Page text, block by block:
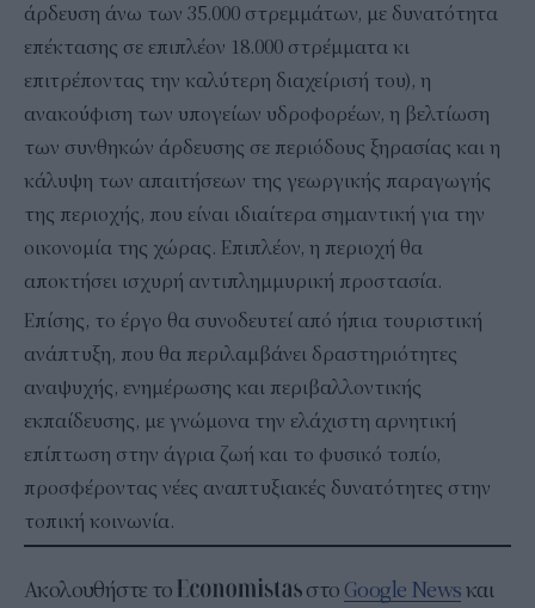
άρδευση άνω των 35.000 στρεμμάτων, με δυνατότητα
επέκτασης σε επιπλέον 18.000 στρέμματα κι
επιτρέποντας την καλύτερη διαχείρισή του), η
ανακούφιση των υπογείων υδροφορέων, η βελτίωση
των συνθηκών άρδευσης σε περιόδους ξηρασίας και η
κάλυψη των απαιτήσεων της γεωργικής παραγωγής
της περιοχής, που είναι ιδιαίτερα σημαντική για την
οικονομία της χώρας. Επιπλέον, η περιοχή θα
αποκτήσει ισχυρή αντιπλημμυρική προστασία.
Επίσης, το έργο θα συνοδευτεί από ήπια τουριστική
ανάπτυξη, που θα περιλαμβάνει δραστηριότητες
αναψυχής, ενημέρωσης και περιβαλλοντικής
εκπαίδευσης, με γνώμονα την ελάχιστη αρνητική
επίπτωση στην άγρια ζωή και το φυσικό τοπίο,
προσφέροντας νέες αναπτυξιακές δυνατότητες στην
τοπική κοινωνία.
Ακολουθήστε το στο Google Newsκαι